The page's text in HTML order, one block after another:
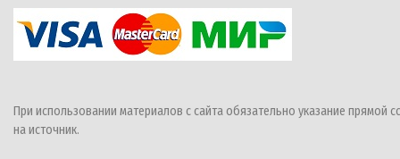
При использовании материалов с сайта обязательно указание прямой
на источник.